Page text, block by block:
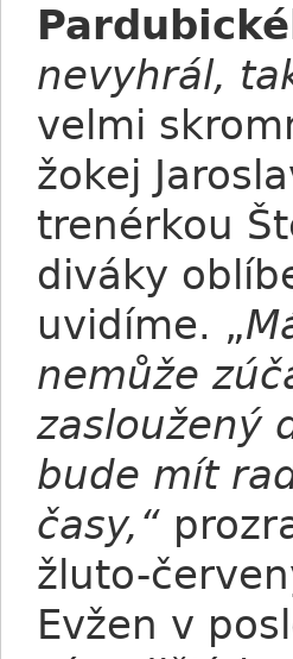
nevyhrál,
velmi
žokej
trenérkou
diváky
uvidíme. „
nemůže
zasloužený
bude mít
časy,“
žluto-
Evžen v